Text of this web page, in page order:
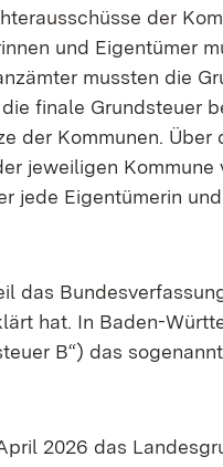
der
und Eigentümer
mussten die
finale Grundsteuer
der Kommunen. Über
jeweiligen Kommune
jede Eigentümerin
das
hat. In Baden-
B“) das
2026 das